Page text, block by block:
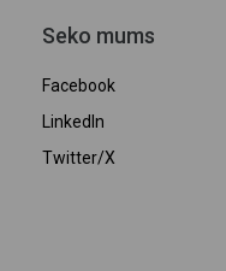
Seko mums
Facebook
LinkedIn
Twitter/X